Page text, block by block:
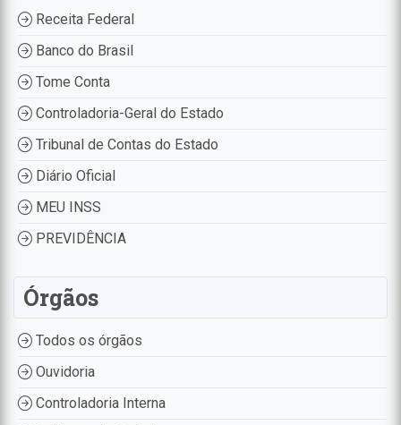
Receita Federal
Banco do Brasil
Tome Conta
Controladoria-Geral do Estado
Tribunal de Contas do Estado
Diário Oficial
MEU INSS
PREVIDÊNCIA
Órgãos
Todos os órgãos
Ouvidoria
Controladoria Interna